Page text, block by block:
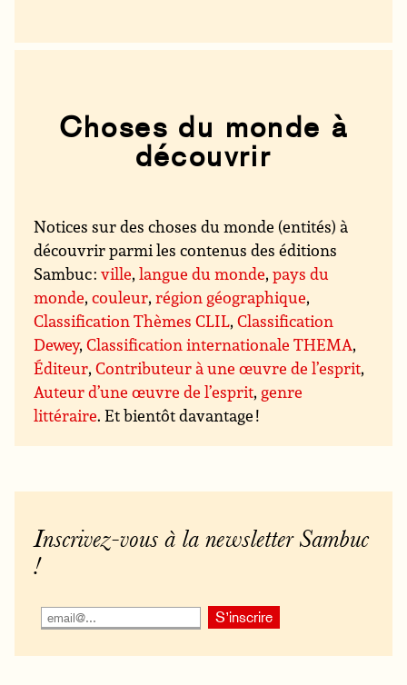
Choses du monde à
découvrir
Notices sur des choses du monde (entités) à
découvrir parmi les contenus des éditions
Sambuc :ville,langue du monde,pays du
monde,couleur,région géographique,
Classification Thèmes CLIL,Classification
Dewey,Classification internationale THEMA,
Éditeur,Contributeur à une œuvre de l’esprit,
Auteur d’une œuvre de l’esprit, genre
littéraire. Et bientôt davantage !
Inscrivez-vous à la newsletter Sambuc
!